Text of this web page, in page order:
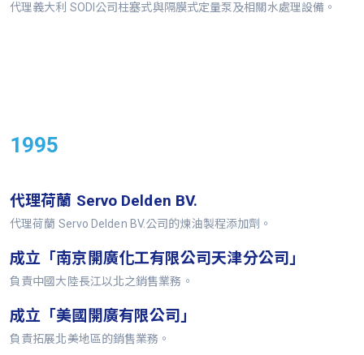
代理義大利 SODI公司柱塞式與隔膜式定量泵及相關水處理設備。
1995
代理荷蘭 Servo Delden BV.
代理荷蘭 Servo Delden BV.公司的煉油製程添加劑。
成立「南京開廣化工有限公司天津分公司」
負責中國大陸長江以北之銷售業務。
成立「美國開廣有限公司」
負責拓展北美地區的銷售業務。